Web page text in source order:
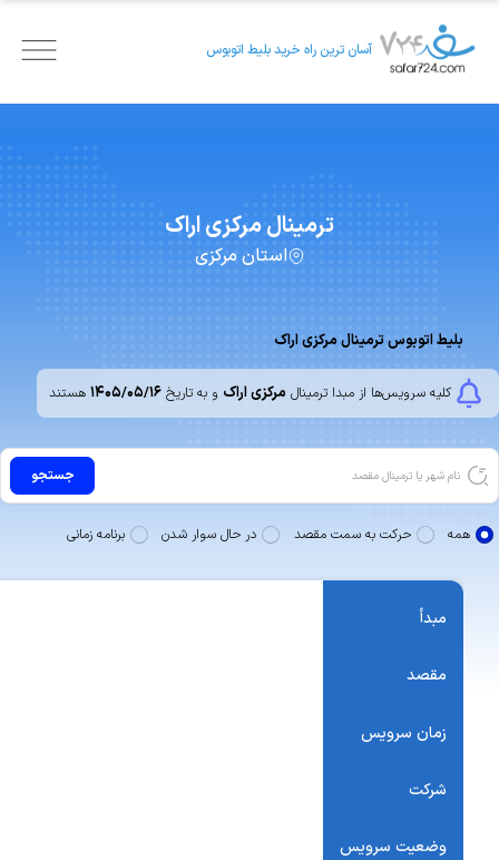
آسان ترین راه خرید بلیط اتوبوس
ترمینالمرکزی اراک
استان مرکزی
بلیط اتوبوس ترمینال مرکزی اراک
کلیه سرویس‌ها از مبدا ترمینال مرکزی اراک و به تاریخ ۱۴۰۵/۰۵/۱۶ هستند
جستجو
همه حرکت به سمت مقصد در حال سوار شدن برنامه زمانی
مبدأ
مقصد
زمان سرویس
شرکت
وضعیت سرویس